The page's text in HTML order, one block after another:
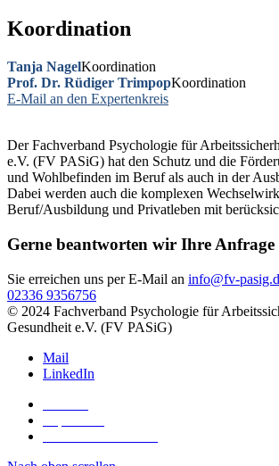
Koordination
Tanja NagelKoordination
Prof. Dr. Rüdiger TrimpopKoordination
E-Mail an den Expertenkreis
Der Fachverband Psychologie für
e.V. (FV PASiG) hat den Schutz und die
und Wohlbefinden im Beruf als auch in der
Dabei werden auch die komplexen
Beruf/Ausbildung und Privatleben mit
Gerne beantworten wir Ihre Anfrage
Sie erreichen uns per E-Mail an info@fv-
02336 9356756
© 2024 Fachverband Psychologie für
Gesundheit e.V. (FV PASiG)
Mail
LinkedIn